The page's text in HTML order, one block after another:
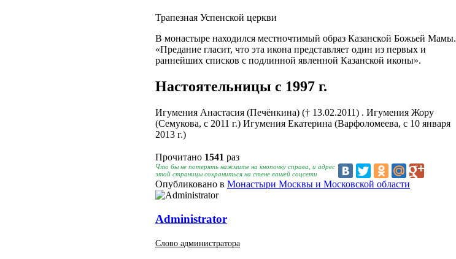
Трапезная Успенской церкви
В монастыре находился местночтимый образ Казанской Божьей Мамы.
«Предание гласит, что эта икона представляет один из первых и
раннейших списков с подлинной явленной Казанской иконы».
Настоятельницы с 1997 г.
Игумения Анастасия (Печёнкина) († 13.02.2011) . Игумения Жору
(Семукова, с 2011 г.) Игумения Екатерина (Варфоломеева, с 10 января
2013 г.)
Прочитано 1541 раз
Что бы не потерять нажмите на кнопочку справа, и адрес
этой страницы сохраниться на стене вашей соцсети
Опубликовано в Монастыри Москвы и Московской области
Administrator
Слово администратора